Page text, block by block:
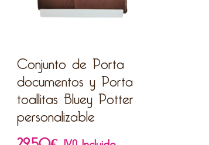
Conjunto de Porta
documentos y Porta
toallitas Bluey Potter
personalizable